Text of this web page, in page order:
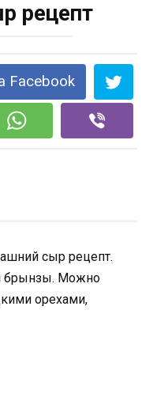
рецепт
Facebook
сыр рецепт.
брынзы. Можно
орехами,